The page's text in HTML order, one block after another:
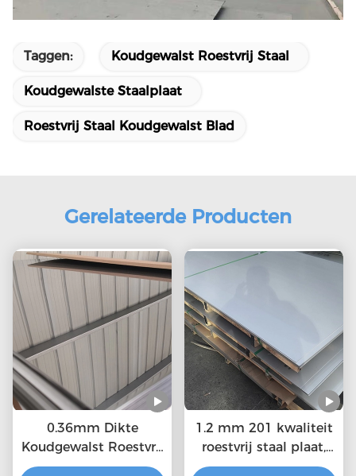
Taggen: Koudgewalst Roestvrij Staal
Koudgewalste Staalplaat
Roestvrij Staal Koudgewalst Blad
Gerelateerde Producten
0.36mm Dikte
Koudgewalst Roestvrij
staalblad MTC, ISO-
1.2 mm 201 kwaliteit
roestvrij staal plaat,
duurzaam